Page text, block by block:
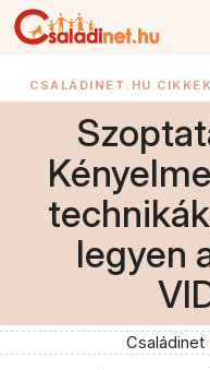
CSALÁDINET.HU CIKKEK
legyen
Családinet